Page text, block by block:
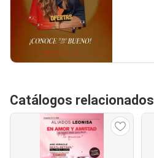
Catálogos relacionados